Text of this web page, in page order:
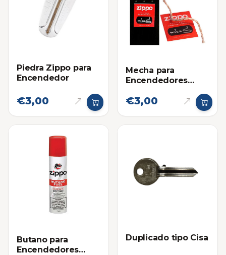
Piedra Zippo para
Encendedor
€3,00
Mecha para
Encendedores
€3,00
Butano para
Encendedores
Duplicado tipo Cisa